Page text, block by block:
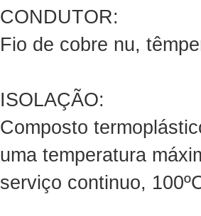
CONDUTOR:
Fio de cobre nu,
ISOLAÇÃO:
Composto
uma temperatura
serviço continuo,